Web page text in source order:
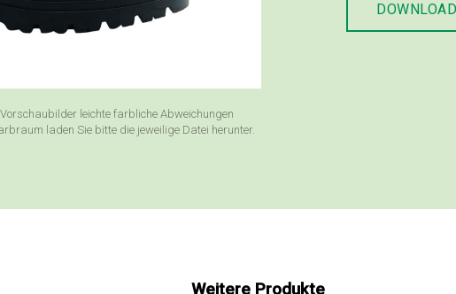
leichte farbliche Abweichungen
laden Sie bitte die jeweilige Datei herunter.
DOWNLOAD
Weitere Produkte